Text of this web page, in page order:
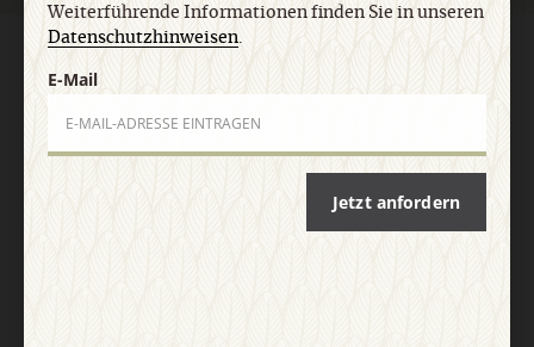
Vertrag widerrufen Abo online kündigen
Weiterführende Informationen finden Sie in unseren
Datenschutzhinweisen.
E-Mail
Jetzt anfordern